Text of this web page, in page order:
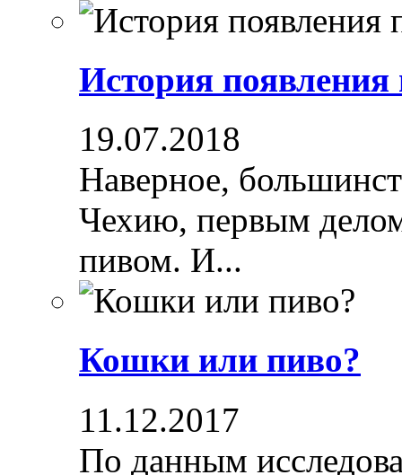
История появления
19.07.2018
Наверное,
Чехию, первым
пивом. И...
Кошки или пиво?
11.12.2017
По данным